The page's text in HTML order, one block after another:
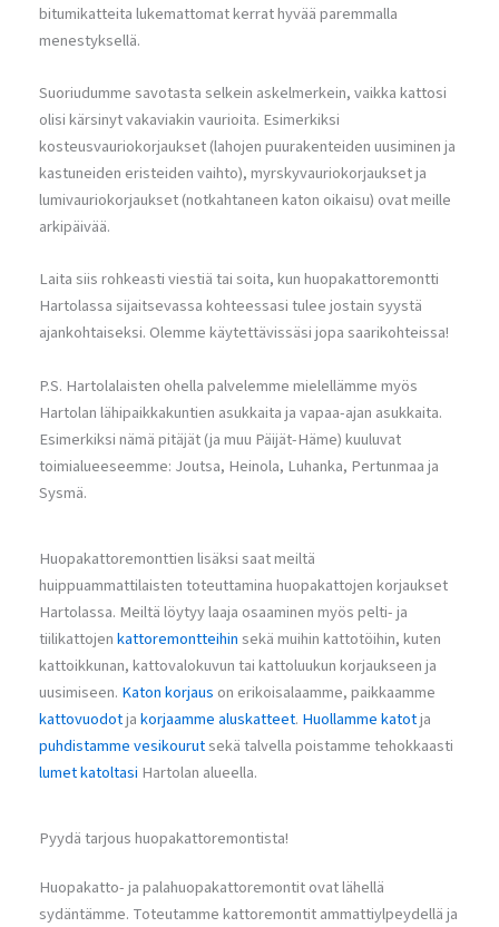
bitumikatteita lukemattomat kerrat hyvää paremmalla
menestyksellä.
Suoriudumme savotasta selkein askelmerkein, vaikka kattosi
olisi kärsinyt vakaviakin vaurioita. Esimerkiksi
kosteusvauriokorjaukset (lahojen puurakenteiden uusiminen ja
kastuneiden eristeiden vaihto), myrskyvauriokorjaukset ja
lumivauriokorjaukset (notkahtaneen katon oikaisu) ovat meille
arkipäivää.
Laita siis rohkeasti viestiä tai soita, kun huopakattoremontti
Hartolassa sijaitsevassa kohteessasi tulee jostain syystä
ajankohtaiseksi. Olemme käytettävissäsi jopa saarikohteissa!
P.S. Hartolalaisten ohella palvelemme mielellämme myös
Hartolan lähipaikkakuntien asukkaita ja vapaa-ajan asukkaita.
Esimerkiksi nämä pitäjät (ja muu Päijät-Häme) kuuluvat
toimialueeseemme: Joutsa, Heinola, Luhanka, Pertunmaa ja
Sysmä.
Huopakattoremonttien lisäksi saat meiltä
huippuammattilaisten toteuttamina huopakattojen korjaukset
Hartolassa. Meiltä löytyy laaja osaaminen myös pelti- ja
tiilikattojenkattoremontteihinsekä muihin kattotöihin, kuten
kattoikkunan, kattovalokuvun tai kattoluukun korjaukseen ja
uusimiseen. Katon korjaus on erikoisalaamme, paikkaamme
kattovuodotjakorjaamme aluskatteet. Huollamme katotja
puhdistamme vesikourutsekä talvella poistamme tehokkaasti
lumet katoltasi Hartolan alueella.
Pyydä tarjous huopakattoremontista!
Huopakatto- ja palahuopakattoremontit ovat lähellä
sydäntämme. Toteutamme kattoremontit ammattiylpeydellä ja